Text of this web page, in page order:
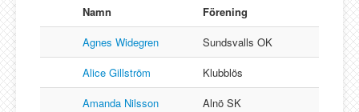
Namn
Förening
Agnes Widegren
Sundsvalls OK
Alice Gillström
Klubblös
Amanda Nilsson
Alnö SK